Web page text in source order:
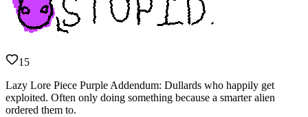
15
Lazy Lore Piece Purple Addendum: Dullards who happily get
exploited. Often only doing something because a smarter alien
ordered them to.